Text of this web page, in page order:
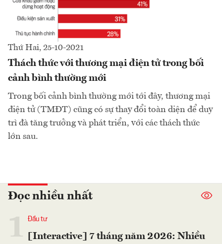
Thứ Hai, 25-10-2021
Thách thức với thương mại điện tử trong bối
cảnh bình thường mới
Trong bối cảnh bình thường mới tới đây, thương mại
điện tử (TMĐT) cũng có sự thay đổi toàn diện để duy
trì đà tăng trưởng và phát triển, với các thách thức
lớn sau.
Đọc nhiều nhất
Đầu tư
[Interactive] 7 tháng năm 2026: Nhiều